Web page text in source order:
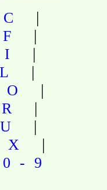
C |
F |
I |
L |
O |
R |
U |
X |
0-9